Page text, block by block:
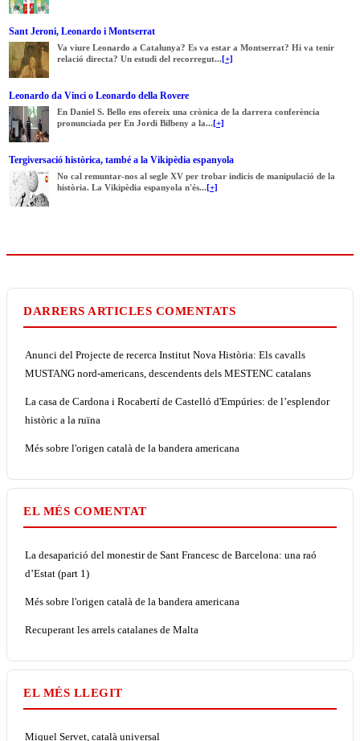
Sant Jeroni, Leonardo i Montserrat
Va viure Leonardo a Catalunya? Es va estar a Montserrat? Hi va tenir
relació directa? Un estudi del recorregut...[+]
Leonardo da Vinci o Leonardo della Rovere
En Daniel S. Bello ens ofereix una crònica de la darrera conferència
pronunciada per En Jordi Bilbeny a la...[+]
Tergiversació històrica, també a la Vikipèdia espanyola
No cal remuntar-nos al segle XV per trobar indicis de manipulació de la
història. La Vikipèdia espanyola n'és...[+]
DARRERS ARTICLES COMENTATS
Anunci del Projecte de recerca Institut Nova Història: Els cavalls
MUSTANG nord-americans, descendents dels MESTENC catalans
La casa de Cardona i Rocabertí de Castelló d'Empúries: de l’esplendor
històric a la ruïna
Més sobre l'origen català de la bandera americana
EL MÉS COMENTAT
La desaparició del monestir de Sant Francesc de Barcelona: una raó
d’Estat (part 1)
Més sobre l'origen català de la bandera americana
Recuperant les arrels catalanes de Malta
EL MÉS LLEGIT
Miquel Servet, català universal